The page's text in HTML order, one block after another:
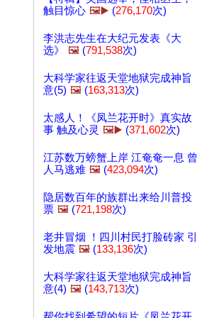
触目惊心 🖼️▶️ (276,170次)
李洪志先生在大纪元发表《大
选》
🖼️ (791,538次)
大科学家往返天堂地狱完成神旨
意(5) 🖼️ (163,313次)
太感人！《凤兰花开时》真实故
事 触及心灵 🖼️▶️ (371,602次)
江苏数万螃蟹上岸 江奄奄一息 曾
人马逃难 🖼️ (423,094次)
隐居数百年的族群出来给川普投
票 🖼️ (721,198次)
老井冒烟 ！四川村民打脸砖家 引
发地震 🖼️ (133,136次)
大科学家往返天堂地狱完成神旨
意(4) 🖼️ (143,713次)